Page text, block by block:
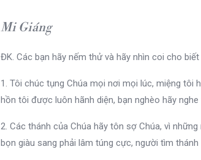
Mi Giáng
ĐK. Các bạn hãy nếm thử và hãy nhìn coi cho
1. Tôi chúc tụng Chúa mọi nơi mọi lúc, miệng tôi
hồn tôi được luôn hãnh diện, bạn nghèo hãy nghe
2. Các thánh của Chúa hãy tôn sợ Chúa, vì
bọn giàu sang phải lâm túng cực, người tìm